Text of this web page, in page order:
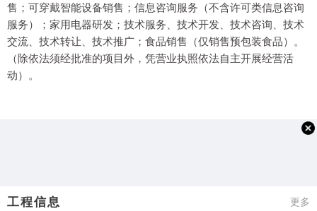
售；可穿戴智能设备销售；信息咨询服务（不含许可类信息咨询
服务）；家用电器研发；技术服务、技术开发、技术咨询、技术
交流、技术转让、技术推广；食品销售（仅销售预包装食品）。
（除依法须经批准的项目外，凭营业执照依法自主开展经营活
动）。
工程信息 更多